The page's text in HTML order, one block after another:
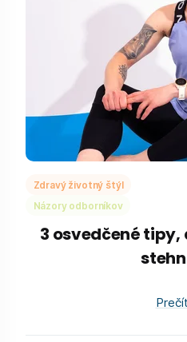
Zdravý životný štýl
Názory odborníkov
3 osvedčené